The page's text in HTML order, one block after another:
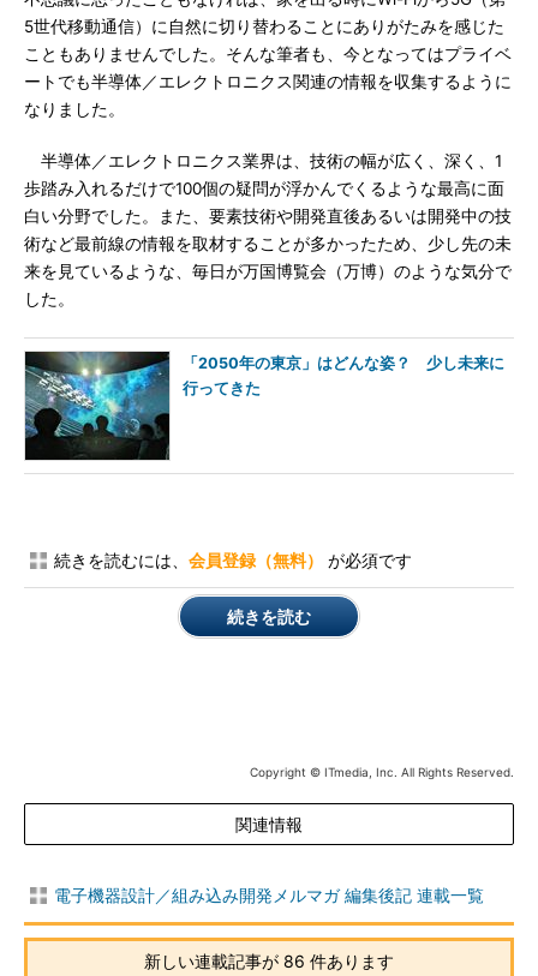
5世代移動通信）に自然に切り替わることにありがたみを感じた
こともありませんでした。そんな筆者も、今となってはプライベ
ートでも半導体／エレクトロニクス関連の情報を収集するように
なりました。
半導体／エレクトロニクス業界は、技術の幅が広く、深く、1
歩踏み入れるだけで100個の疑問が浮かんでくるような最高に面
白い分野でした。また、要素技術や開発直後あるいは開発中の技
術など最前線の情報を取材することが多かったため、少し先の未
来を見ているような、毎日が万国博覧会（万博）のような気分で
した。
「2050年の東京」はどんな姿？ 少し未来に
行ってきた
続きを読むには、 会員登録（無料） が必須です
続きを読む
Copyright © ITmedia, Inc. All Rights Reserved.
関連情報
電子機器設計／組み込み開発メルマガ 編集後記 連載一覧
新しい連載記事が 86 件あります